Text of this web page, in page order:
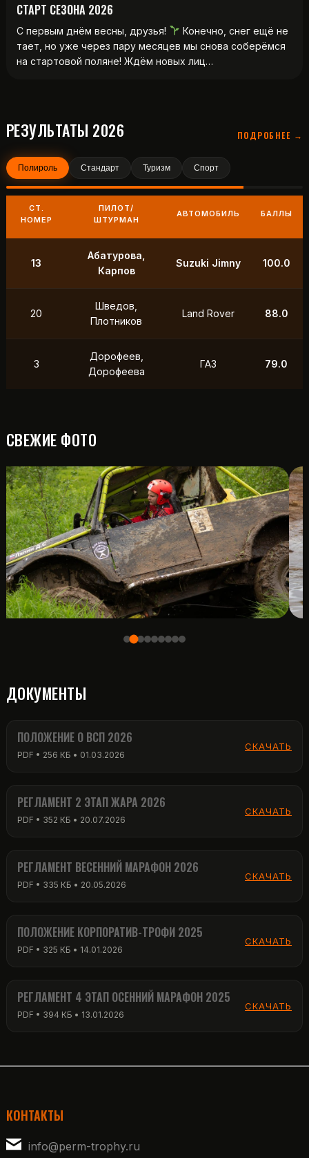
СТАРТ СЕЗОНА 2026
С первым днём весны, друзья!
Конечно, снег ещё не
тает, но уже через пару месяцев мы снова соберёмся
на стартовой поляне! Ждём новых лиц…
РЕЗУЛЬТАТЫ 2026 ПОДРОБНЕЕ →
Полироль Стандарт Туризм Спорт
СТ.
НОМЕР
ПИЛОТ/
ШТУРМАН
АВТОМОБИЛЬ БАЛЛЫ
13
Абатурова,
Карпов
Suzuki Jimny 100.0
20
Шведов,
Плотников
Land Rover 88.0
3
Дорофеев,
Дорофеева
ГАЗ 79.0
СВЕЖИЕ ФОТО
ДОКУМЕНТЫ
ПОЛОЖЕНИЕ О ВСП 2026
PDF • 256 КБ • 01.03.2026
СКАЧАТЬ
РЕГЛАМЕНТ 2 ЭТАП ЖАРА 2026
PDF • 352 КБ • 20.07.2026
СКАЧАТЬ
РЕГЛАМЕНТ ВЕСЕННИЙ МАРАФОН 2026
PDF • 335 КБ • 20.05.2026
СКАЧАТЬ
ПОЛОЖЕНИЕ КОРПОРАТИВ-ТРОФИ 2025
PDF • 325 КБ • 14.01.2026
СКАЧАТЬ
РЕГЛАМЕНТ 4 ЭТАП ОСЕННИЙ МАРАФОН 2025
PDF • 394 КБ • 13.01.2026
СКАЧАТЬ
КОНТАКТЫ
info@perm-trophy.ru